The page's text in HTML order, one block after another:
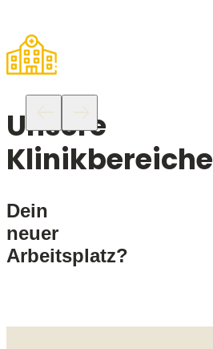
Unsere
Klinikbereiche
Dein
neuer
Arbeitsplatz?